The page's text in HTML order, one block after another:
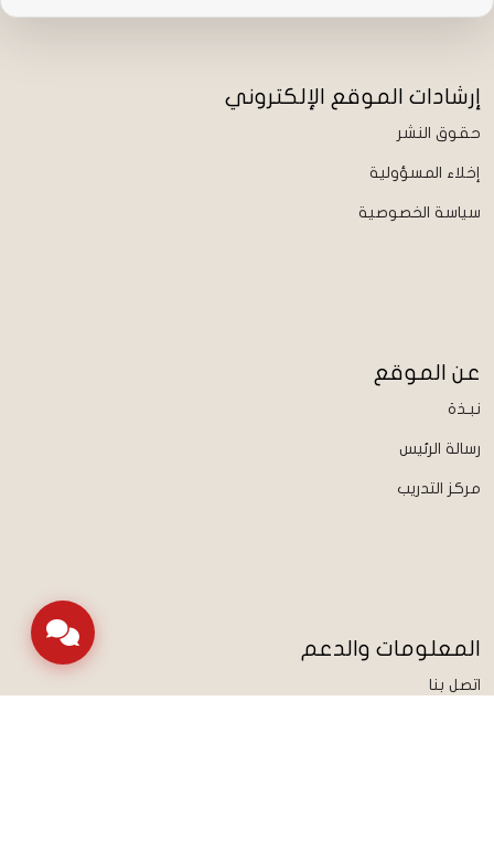
إرشادات الموقع الإلكتروني
حقوق النشر
إخلاء المسؤولية
سياسة الخصوصية
عن الموقع
نبـذة
رسالة الرئيس
مركز التدريب
المعلومات والدعم
اتصل بنا